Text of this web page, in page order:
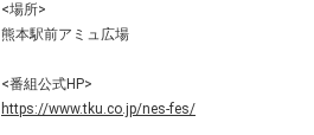
<場所>
熊本駅前アミュ広場
<番組公式HP>
https://www.tku.co.jp/nes-fes/